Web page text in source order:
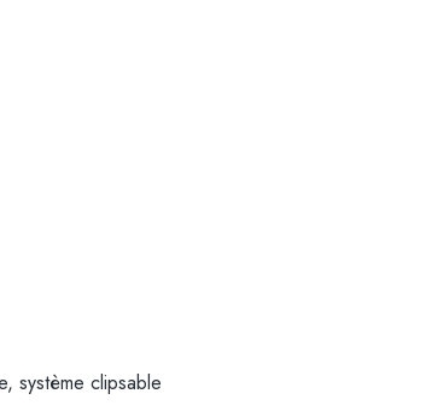
système clipsable